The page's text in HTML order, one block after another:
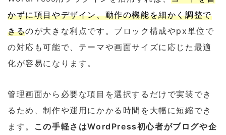
かずに項目やデザイン、動作の機能を細かく調整で
きるのが大きな利点です。ブロック構成やpx単位で
の対応も可能で、テーマや画面サイズに応じた最適
化が容易になります。
管理画面から必要な項目を選択するだけで実装でき
るため、制作や運用にかかる時間を大幅に短縮でき
ます。
この手軽さはWordPress初心者がブログや企